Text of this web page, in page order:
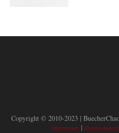
Copyright © 2010-2023 |
Impressum |